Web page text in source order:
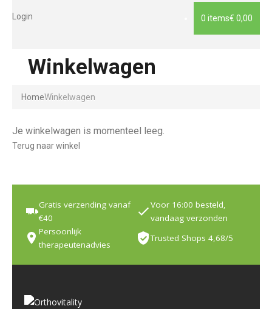
0 items€ 0,00
Login
Winkelwagen
HomeWinkelwagen
Je winkelwagen is momenteel leeg.
Terug naar winkel
Gratis verzending vanaf
€40
Voor 16:00 besteld,
vandaag verzonden
Persoonlijk
therapeutenadvies
Trusted Shops 4,68/5